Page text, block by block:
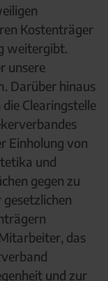
Kostenträger
weitergibt.
unsere
Darüber hinaus
Clearingstelle
Einholung von
und
gegen zu
das
und zur